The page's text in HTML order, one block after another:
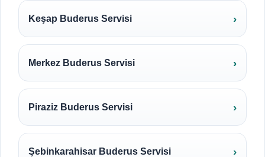
Keşap Buderus Servisi
Merkez Buderus Servisi
Piraziz Buderus Servisi
Şebinkarahisar Buderus Servisi